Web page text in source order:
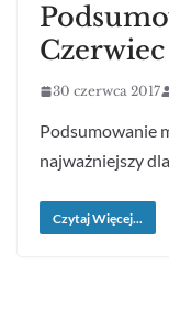
Czerwiec
30 czerwca 2017
Podsumowanie
najważniejszy
Czytaj Więcej...